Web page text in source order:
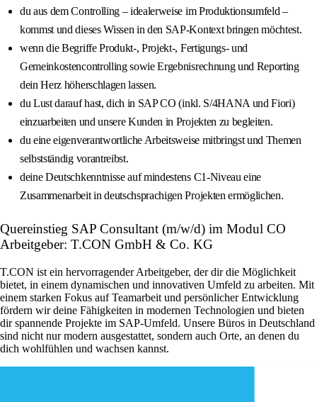
du aus dem Controlling – idealerweise im Produktionsumfeld –
kommst und dieses Wissen in den SAP-Kontext bringen möchtest.
wenn die Begriffe Produkt-, Projekt-, Fertigungs- und
Gemeinkostencontrolling sowie Ergebnisrechnung und Reporting
dein Herz höherschlagen lassen.
du Lust darauf hast, dich in SAP CO (inkl. S/4HANA und Fiori)
einzuarbeiten und unsere Kunden in Projekten zu begleiten.
du eine eigenverantwortliche Arbeitsweise mitbringst und Themen
selbstständig vorantreibst.
deine Deutschkenntnisse auf mindestens C1-Niveau eine
Zusammenarbeit in deutschsprachigen Projekten ermöglichen.
Quereinstieg SAP Consultant (m/w/d) im Modul CO
Arbeitgeber: T.CON GmbH & Co. KG
T.CON ist ein hervorragender Arbeitgeber, der dir die Möglichkeit
bietet, in einem dynamischen und innovativen Umfeld zu arbeiten. Mit
einem starken Fokus auf Teamarbeit und persönlicher Entwicklung
fördern wir deine Fähigkeiten in modernen Technologien und bieten
dir spannende Projekte im SAP-Umfeld. Unsere Büros in Deutschland
sind nicht nur modern ausgestattet, sondern auch Orte, an denen du
dich wohlfühlen und wachsen kannst.